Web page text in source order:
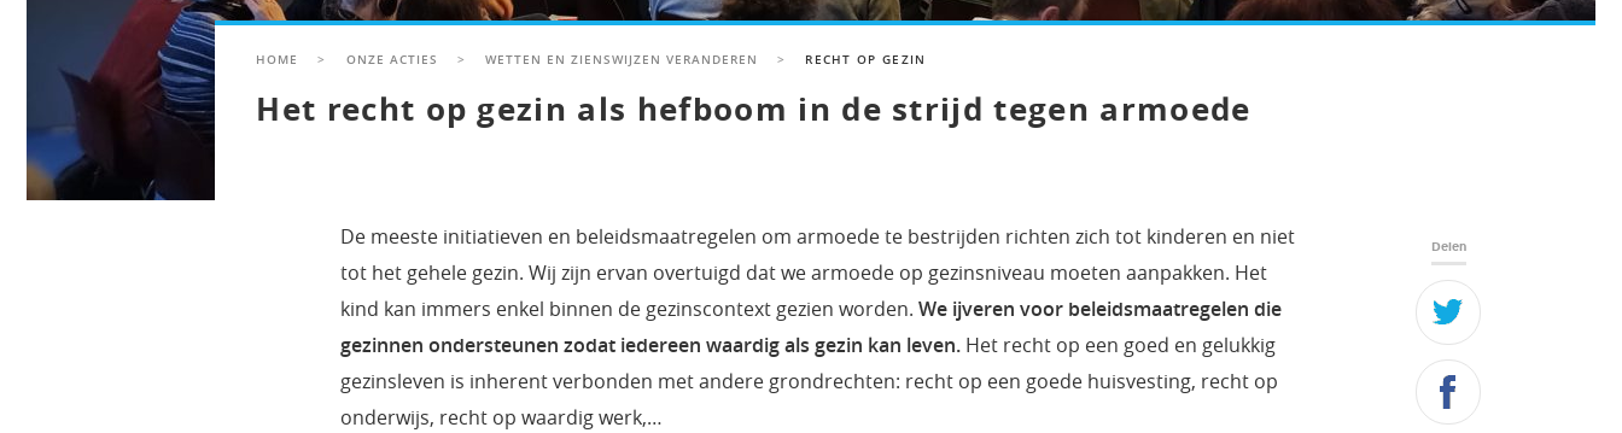
HOME > ONZE ACTIES > WETTEN EN ZIENSWIJZEN VERANDEREN > RECHT OP GEZIN
Het recht op gezin als hefboom in de strijd tegen armoede
De meeste initiatieven en beleidsmaatregelen om armoede te bestrijden richten zich tot kinderen en niet
tot het gehele gezin. Wij zijn ervan overtuigd dat we armoede op gezinsniveau moeten aanpakken. Het
kind kan immers enkel binnen de gezinscontext gezien worden. We ijveren voor beleidsmaatregelen die
gezinnen ondersteunen zodat iedereen waardig als gezin kan leven.Het recht op een goed en gelukkig
gezinsleven is inherent verbonden met andere grondrechten: recht op een goede huisvesting, recht op
onderwijs, recht op waardig werk,…
Delen